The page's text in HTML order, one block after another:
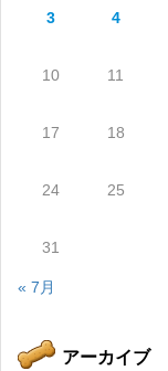
3 4
10 11
17 18
24 25
31
« 7月
アーカイブ